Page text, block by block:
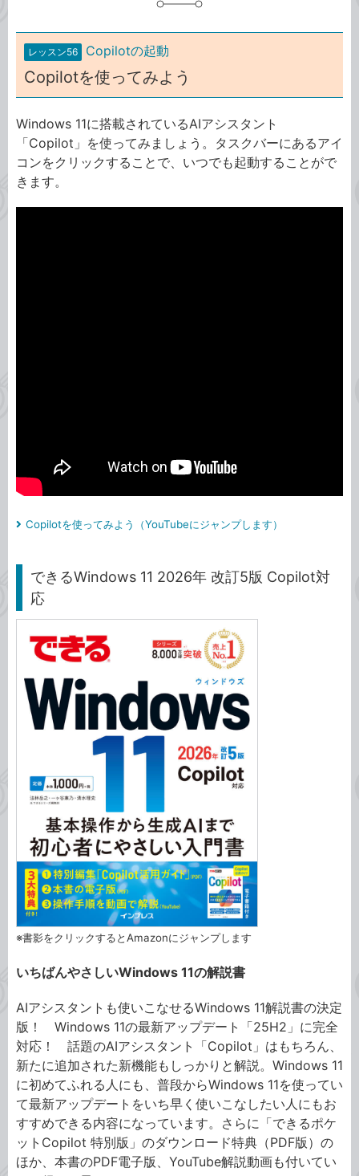
レッスン56 Copilotの起動
Copilotを使ってみよう
Windows 11に搭載されているAIアシスタント
「Copilot」を使ってみましょう。タスクバーにあるアイ
コンをクリックすることで、いつでも起動することがで
きます。
Copilotを使ってみよう（YouTubeにジャンプします）
できるWindows 11 2026年 改訂5版 Copilot対
応
※書影をクリックするとAmazonにジャンプします
いちばんやさしいWindows 11の解説書
AIアシスタントも使いこなせるWindows 11解説書の決定
版！ Windows 11の最新アップデート「25H2」に完全
対応！ 話題のAIアシスタント「Copilot」はもちろん、
新たに追加された新機能もしっかりと解説。Windows 11
に初めてふれる人にも、普段からWindows 11を使ってい
て最新アップデートをいち早く使いこなしたい人にもお
すすめできる内容になっています。さらに「できるポケ
ットCopilot 特別版」のダウンロード特典（PDF版）の
ほか、本書のPDF電子版、YouTube解説動画も付いてい